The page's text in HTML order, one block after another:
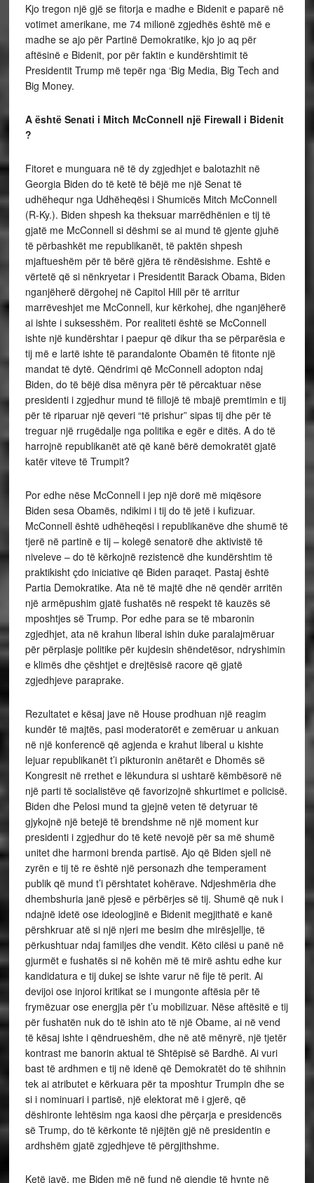
Kjo tregon një gjë se fitorja e madhe e Bidenit e paparë në
votimet amerikane, me 74 milionë zgjedhës është më e
madhe se ajo për Partinë Demokratike, kjo jo aq për
aftësinë e Bidenit, por për faktin e kundërshtimit të
Presidentit Trump më tepër nga ‘Big Media, Big Tech and
Big Money.
A është Senati i Mitch McConnell një Firewall i Bidenit
?
Fitoret e munguara në të dy zgjedhjet e balotazhit në
Georgia Biden do të ketë të bëjë me një Senat të
udhëhequr nga Udhëheqësi i Shumicës Mitch McConnell
(R-Ky.). Biden shpesh ka theksuar marrëdhënien e tij të
gjatë me McConnell si dëshmi se ai mund të gjente gjuhë
të përbashkët me republikanët, të paktën shpesh
mjaftueshëm për të bërë gjëra të rëndësishme. Eshtë e
vërtetë që si nënkryetar i Presidentit Barack Obama, Biden
nganjëherë dërgohej në Capitol Hill për të arritur
marrëveshjet me McConnell, kur kërkohej, dhe nganjëherë
ai ishte i suksesshëm. Por realiteti është se McConnell
ishte një kundërshtar i paepur që dikur tha se përparësia e
tij më e lartë ishte të parandalonte Obamën të fitonte një
mandat të dytë. Qëndrimi që McConnell adopton ndaj
Biden, do të bëjë disa mënyra për të përcaktuar nëse
presidenti i zgjedhur mund të fillojë të mbajë premtimin e tij
për të riparuar një qeveri “të prishur” sipas tij dhe për të
treguar një rrugëdalje nga politika e egër e ditës. A do të
harrojnë republikanët atë që kanë bërë demokratët gjatë
katër viteve të Trumpit?
Por edhe nëse McConnell i jep një dorë më miqësore
Biden sesa Obamës, ndikimi i tij do të jetë i kufizuar.
McConnell është udhëheqësi i republikanëve dhe shumë të
tjerë në partinë e tij – kolegë senatorë dhe aktivistë të
niveleve – do të kërkojnë rezistencë dhe kundërshtim të
praktikisht çdo iniciative që Biden paraqet. Pastaj është
Partia Demokratike. Ata në të majtë dhe në qendër arritën
një armëpushim gjatë fushatës në respekt të kauzës së
mposhtjes së Trump. Por edhe para se të mbaronin
zgjedhjet, ata në krahun liberal ishin duke paralajmëruar
për përplasje politike për kujdesin shëndetësor, ndryshimin
e klimës dhe çështjet e drejtësisë racore që gjatë
zgjedhjeve paraprake.
Rezultatet e kësaj jave në House prodhuan një reagim
kundër të majtës, pasi moderatorët e zemëruar u ankuan
në një konferencë që agjenda e krahut liberal u kishte
lejuar republikanët t’i pikturonin anëtarët e Dhomës së
Kongresit në rrethet e lëkundura si ushtarë këmbësorë në
një parti të socialistëve që favorizojnë shkurtimet e policisë.
Biden dhe Pelosi mund ta gjejnë veten të detyruar të
gjykojnë një betejë të brendshme në një moment kur
presidenti i zgjedhur do të ketë nevojë për sa më shumë
unitet dhe harmoni brenda partisë. Ajo që Biden sjell në
zyrën e tij të re është një personazh dhe temperament
publik që mund t’i përshtatet kohërave. Ndjeshmëria dhe
dhembshuria janë pjesë e përbërjes së tij. Shumë që nuk i
ndajnë idetë ose ideologjinë e Bidenit megjithatë e kanë
përshkruar atë si një njeri me besim dhe mirësjellje, të
përkushtuar ndaj familjes dhe vendit. Këto cilësi u panë në
gjurmët e fushatës si në kohën më të mirë ashtu edhe kur
kandidatura e tij dukej se ishte varur në fije të perit. Ai
devijoi ose injoroi kritikat se i mungonte aftësia për të
frymëzuar ose energjia për t’u mobilizuar. Nëse aftësitë e tij
për fushatën nuk do të ishin ato të një Obame, ai në vend
të kësaj ishte i qëndrueshëm, dhe në atë mënyrë, një tjetër
kontrast me banorin aktual të Shtëpisë së Bardhë. Ai vuri
bast të ardhmen e tij në idenë që Demokratët do të shihnin
tek ai atributet e kërkuara për ta mposhtur Trumpin dhe se
si i nominuari i partisë, një elektorat më i gjerë, që
dëshironte lehtësim nga kaosi dhe përçarja e presidencës
së Trump, do të kërkonte të njëjtën gjë në presidentin e
ardhshëm gjatë zgjedhjeve të përgjithshme.
Ketë javë, me Biden më në fund në gjendje të hynte në